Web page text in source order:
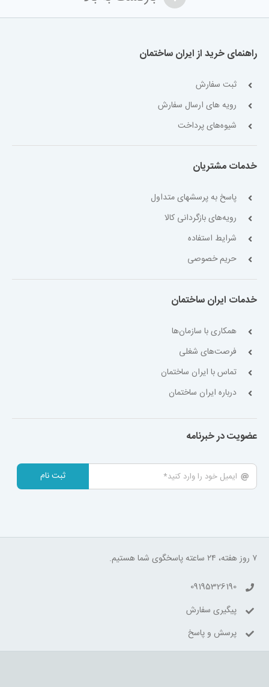
راهنمای خرید از ایران ساختمان
ثبت سفارش
رویه های ارسال سفارش
شیوه‌های پرداخت
خدمات مشتریان
پاسخ به پرسشهای متداول
رویه‌های بازگردانی کالا
شرایط استفاده
حریم خصوصی
خدمات ایران ساختمان
همکاری با سازمان‌ها
فرصت‌های شغلی
تماس با ایران ساختمان
درباره ایران ساختمان
عضویت در خبرنامه
ثبت نام
۷ روز هفته، ۲۴ ساعته پاسخگوی شما هستیم.
09195326190
پیگیری سفارش
پرسش و پاسخ